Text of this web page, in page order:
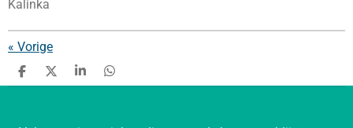
Kalinka
« Vorige
D
e
D
e
S
h
D
e